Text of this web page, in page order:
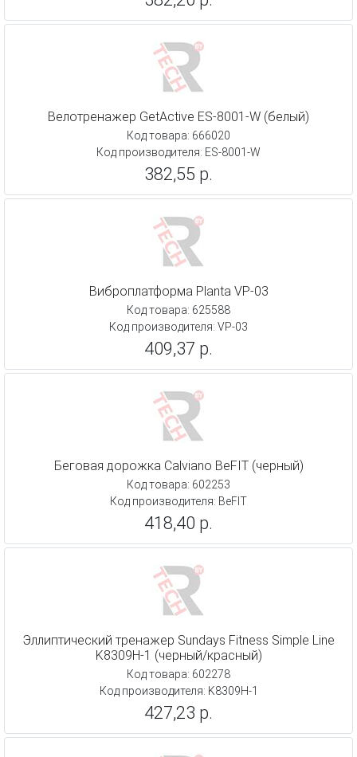
Велотренажер GetActive ES-8001-W (белый)
Код товара: 666020
Код производителя: ES-8001-W
382,55 р.
Виброплатформа Planta VP-03
Код товара: 625588
Код производителя: VP-03
409,37 р.
Беговая дорожка Calviano BeFIT (черный)
Код товара: 602253
Код производителя: BeFIT
418,40 р.
Эллиптический тренажер Sundays Fitness Simple Line
K8309H-1 (черный/красный)
Код товара: 602278
Код производителя: K8309H-1
427,23 р.